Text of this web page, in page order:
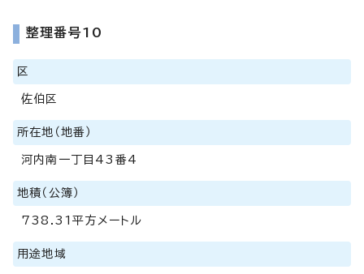
整理番号10
区
佐伯区
所在地（地番）
河内南一丁目43番4
地積（公簿）
738.31平方メートル
用途地域